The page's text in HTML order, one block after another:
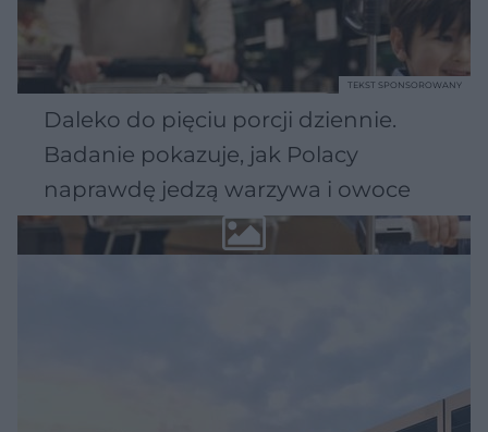
Daleko do pięciu porcji dziennie.
Badanie pokazuje, jak Polacy
naprawdę jedzą warzywa i owoce
TEKST SPONSOROWANY